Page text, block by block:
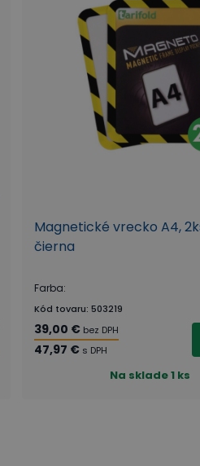
Magnetické vrecko A4,
čierna
Farba:
Kód tovaru: 503219
39,00 € bez DPH
47,97 € s DPH
Na sklade1 ks